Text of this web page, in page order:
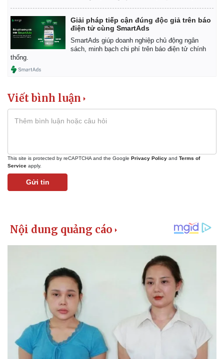
Giải pháp tiếp cận đúng độc giả trên báo
điện tử cùng SmartAds
SmartAds giúp doanh nghiệp chủ động ngân
sách, minh bạch chi phí trên báo điện tử chính
thống.
Viết bình luận
This site is protected by reCAPTCHA and the Google Privacy Policy and Terms of
Service apply.
Gửi tin